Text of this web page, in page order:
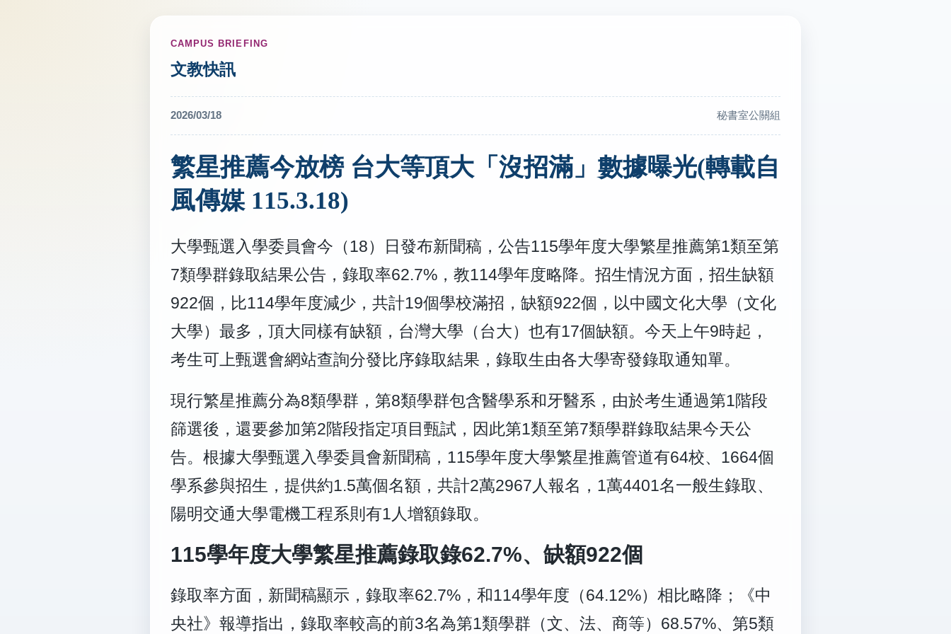
CAMPUS BRIEFING
文教快訊
2026/03/18 秘書室公關組
繁星推薦今放榜 台大等頂大「沒招滿」數據曝光(轉載自
風傳媒 115.3.18)
大學甄選入學委員會今（18）日 發布新聞稿， 公告115學年度大學繁星推薦第1類至第
7類學群錄取結果公告，錄取率62.7%，教114學年度略降。招生情況方面，招生缺額
922個，比114學年度減少，共計19個學校滿招，缺額922個，以中國文化大學（文化
大學） 最多，頂大同樣有缺額，台灣大學（台大）也有17個缺額。 今天上午9時起，
考生可上甄選會網站查詢分發比序錄取結果，錄取生由各大學寄發錄取通知單。
現行繁星推薦分為8類學群， 第8類學群包含醫學系和牙醫系，由於考生通過第1階段
篩選後，還要參加第2階段指定項目甄試，因此第1類至第7類學群錄取結果今天公
告。根據大學甄選入學委員會新聞稿，115學年度大學繁星推薦管道有64校、1664個
學系參與招生，提供約1.5萬個名額，共計2萬2967人報名， 1萬4401名一般生錄取、
陽明交通大學電機工程系則有1人 增額錄取。
115學年度大學繁星推薦錄取錄62.7%、 缺額922個
錄取率方面，新聞稿顯示，錄取率62.7%，和114學年度（64.12%）相比略降；
《中
央社》報導指出， 錄取率較高的前3名為第1類學群（文、法、商等）68.57%、第5類